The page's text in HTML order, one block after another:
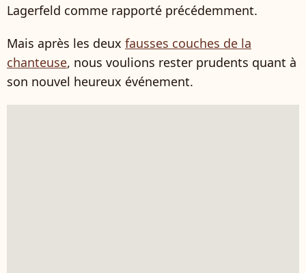
Lagerfeld comme rapporté précédemment.
Mais après les deux fausses couches de la
chanteuse, nous voulions rester prudents quant à
son nouvel heureux événement.